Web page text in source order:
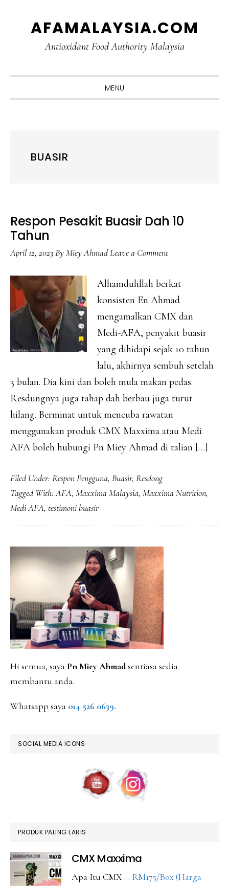
AFAMALAYSIA.COM
Antioxidant Food Authority Malaysia
MENU
BUASIR
Respon Pesakit Buasir Dah 10
Tahun
April 12, 2023ByMiey AhmadLeave a Comment
Alhamdulillah berkat
konsisten En Ahmad
mengamalkan CMX dan
Medi-AFA, penyakit buasir
yang dihidapi sejak 10 tahun
lalu, akhirnya sembuh setelah
3 bulan. Dia kini dan boleh mula makan pedas.
Resdungnya juga tahap dah berbau juga turut
hilang. Berminat untuk mencuba rawatan
menggunakan produk CMX Maxxima atau Medi
AFA boleh hubungi Pn Miey Ahmad di talian […]
Filed Under: Respon Pengguna, Buasir, Resdong
Tagged With:AFA, Maxxima Malaysia, Maxxima Nutrition,
Medi AFA, testimoni buasir
PRIMARY
SIDEBAR
Hi semua, saya Pn Miey Ahmadsentiasa sedia
membantu anda.
Whatsapp saya 014 526 0639.
SOCIAL MEDIA ICONS
PRODUK PALING LARIS
CMX Maxxima
Apa Itu CMX … RM175/Box (Harga